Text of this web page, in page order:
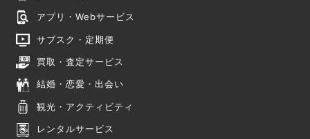
アプリ・Webサービス
サブスク・定期便
買取・査定サービス
結婚・恋愛・出会い
観光・アクティビティ
レンタルサービス